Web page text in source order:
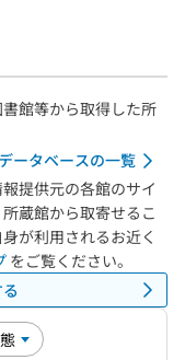
館等から取得した所
ータベースの一覧
提供元の各館のサイ
蔵館から取寄せるこ
が利用されるお近く
をご覧ください。